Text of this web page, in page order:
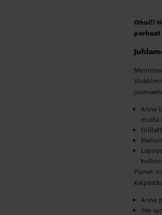
Ohoi!!
Anna
muita
Pienet
Anna
Tee